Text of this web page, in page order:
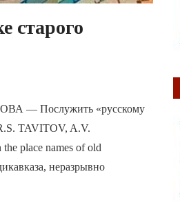
старого
— Послужить «русскому
TAVITOV, A.V.
place names of old
неразрывно